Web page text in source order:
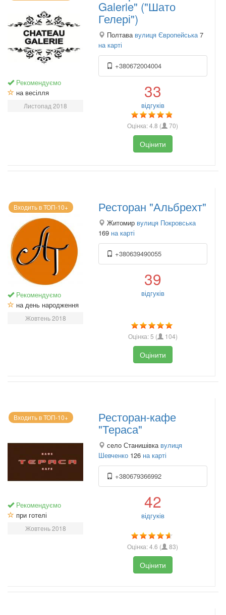
Рекомендуємо
на весілля
Листопад 2018
Galerie" ("Шато
Гелері")
Полтава вулиця Європейська7
на карті
+380672004004
33
відгуків
Оцінка:4.8 ( 70)
Оцінити
Входить в ТОП-10+
Рекомендуємо
на день народження
Жовтень 2018
Ресторан "Альбрехт"
Житомир вулиця Покровська
169 на карті
+380639490055
39
відгуків
Оцінка:5 ( 104)
Оцінити
Входить в ТОП-10+
Рекомендуємо
при готелі
Жовтень 2018
Ресторан-кафе
"Тераса"
село Станишівка вулиця
Шевченко 126 на карті
+380679366992
42
відгуків
Оцінка:4.6 ( 83)
Оцінити